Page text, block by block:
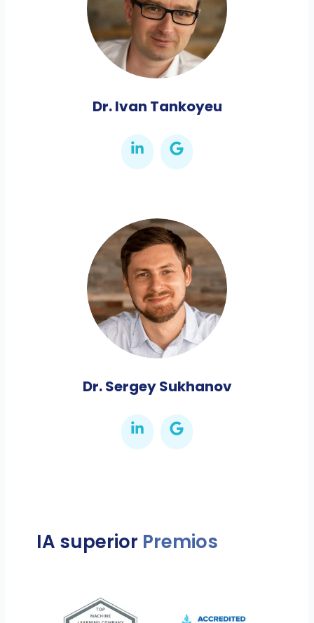
Dr. Ivan Tankoyeu
Dr. Sergey Sukhanov
IA superior Premios